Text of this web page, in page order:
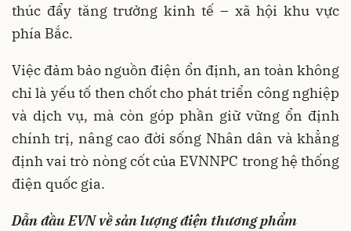
thúc đẩy tăng trưởng kinh tế – xã hội khu vực
phía Bắc.
Việc đảm bảo nguồn điện ổn định, an toàn không
chỉ là yếu tố then chốt cho phát triển công nghiệp
và dịch vụ, mà còn góp phần giữ vững ổn định
chính trị, nâng cao đời sống Nhân dân và khẳng
định vai trò nòng cốt của EVNNPC trong hệ thống
điện quốc gia.
Dẫn đầu EVN về sản lượng điện thương phẩm